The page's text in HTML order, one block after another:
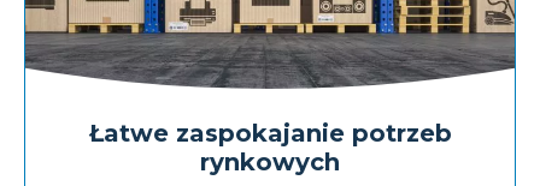
Łatwe zaspokajanie potrzeb
rynkowych